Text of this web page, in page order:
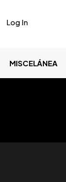
Log In
MISCELÁNEA